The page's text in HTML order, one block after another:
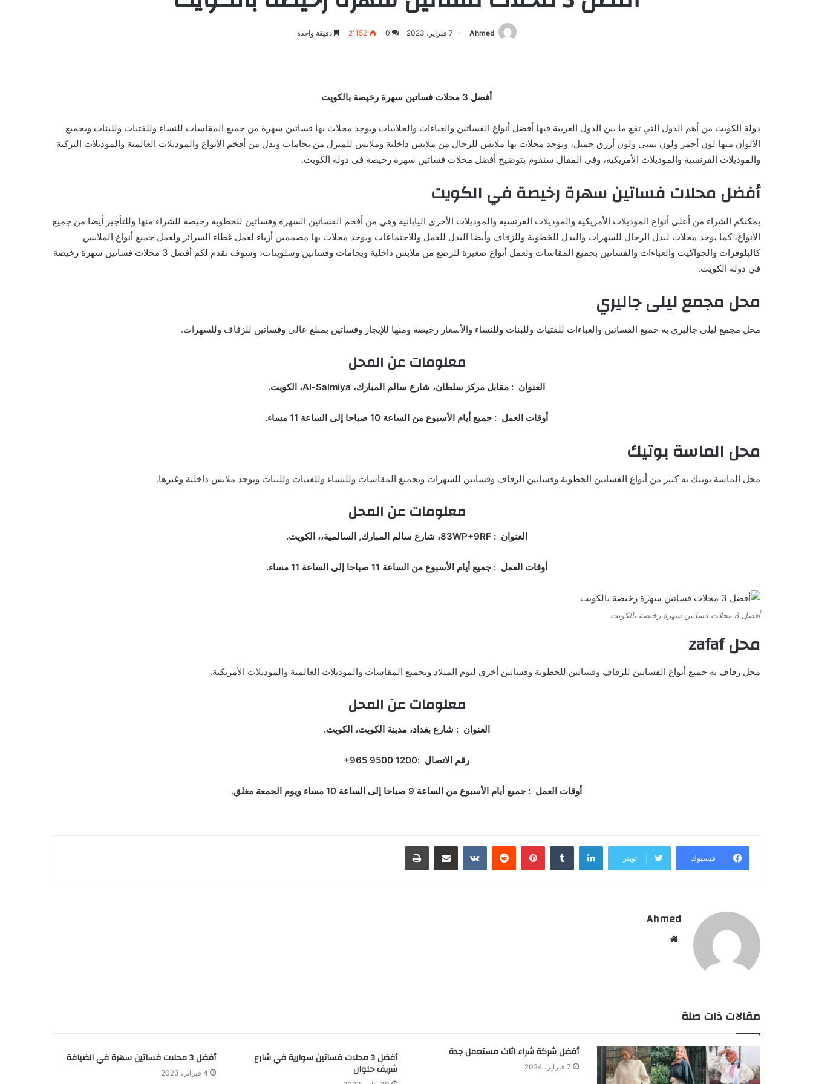
Ahmed 7 فبراير، 2023 0 2٬152 دقيقة واحدة
أفضل 3 محلات فساتين سهرة رخيصة بالكويت
دولة الكويت من أهم الدول التي تقع ما بين الدول العربية فبها أفضل أنواع الفساتين والعباءات والجلابيات ويوجد محلات بها فساتين سهرة من جميع المقاسات للنساء وللفتيات وللبنات وبجميع
الألوان منها لون أحمر ولون بمبي ولون أزرق جميل، ويوجد محلات بها ملابس للرجال من ملابس داخلية وملابس للمنزل من بجامات وبدل من أفخم الأنواع والموديلات العالمية والموديلات التركية
والموديلات الفرنسية والموديلات الأمريكية، وفي المقال سنقوم بتوضيح أفضل محلات فساتين سهرة رخيصة في دولة الكويت.
أفضل محلات فساتين سهرة رخيصة في الكويت
يمكنكم الشراء من أعلى أنواع الموديلات الأمريكية والموديلات الفرنسية والموديلات الأخرى اليابانية وهي من أفخم الفساتين السهرة وفساتين للخطوبة رخيصة للشراء منها وللتأجير أيضا من جميع
الأنواع، كما يوجد محلات لبدل الرجال للسهرات والبدل للخطوبة وللزفاف وأيضا البدل للعمل وللاجتماعات ويوجد محلات بها مصممين أزياء لعمل غطاء السرائر ولعمل جميع أنواع الملابس
كالبلوفرات والجواكيت والعباءات والفساتين بجميع المقاسات ولعمل أنواع صغيرة للرضع من ملابس داخلية وبجامات وفساتين وسلوبتات، وسوف نقدم لكم أفضل 3 محلات فساتين سهرة رخيصة
في دولة الكويت.
محل مجمع ليلى جاليري
محل مجمع ليلي جاليري به جميع الفساتين والعباءات للفتيات وللبنات وللنساء والأسعار رخيصة ومنها للإيجار وفساتين بمبلغ عالي وفساتين للزفاف وللسهرات.
معلومات عن المحل
العنوان : مقابل مركز سلطان، شارع سالم المبارك، Al-Salmiya، الكويت.
أوقات العمل : جميع أيام الأسبوع من الساعة 10 صباحا إلى الساعة 11 مساء.
محل الماسة بوتيك
محل الماسة بوتيك به كثير من أنواع الفساتين الخطوبة وفساتين الزفاف وفساتين للسهرات وبجميع المقاسات وللنساء وللفتيات وللبنات ويوجد ملابس داخلية وغيرها.
معلومات عن المحل
العنوان : 83WP+9RF، شارع سالم المبارك, السالمية،، الكويت.
أوقات العمل : جميع أيام الأسبوع من الساعة 11 صباحا إلى الساعة 11 مساء.
أفضل 3 محلات فساتين سهرة رخيصة بالكويت
محلzafaf
محل زفاف به جميع أنواع الفساتين للزفاف وفساتين للخطوبة وفساتين أخرى ليوم الميلاد وبجميع المقاسات والموديلات العالمية والموديلات الأمريكية.
معلومات عن المحل
العنوان : شارع بغداد، مدينة الكويت، الكويت.
رقم الاتصال :‏‪+965 9500 1200‏
أوقات العمل : جميع أيام الأسبوع من الساعة 9 صباحا إلى الساعة 10 مساء ويوم الجمعة مغلق.
فيسبوك تويتر
لينكدإن بينتيريست مشاركة عبر البريد طباعة
Ahmed
مقالات ذات صلة
أفضل شركة شراء اثاث مستعمل جدة
7 فبراير، 2024
أفضل 3 محلات فساتين سوارية في شارع
شريف حلوان
أفضل 3 محلات فساتين سهرة في الضيافة
4 فبراير، 2023